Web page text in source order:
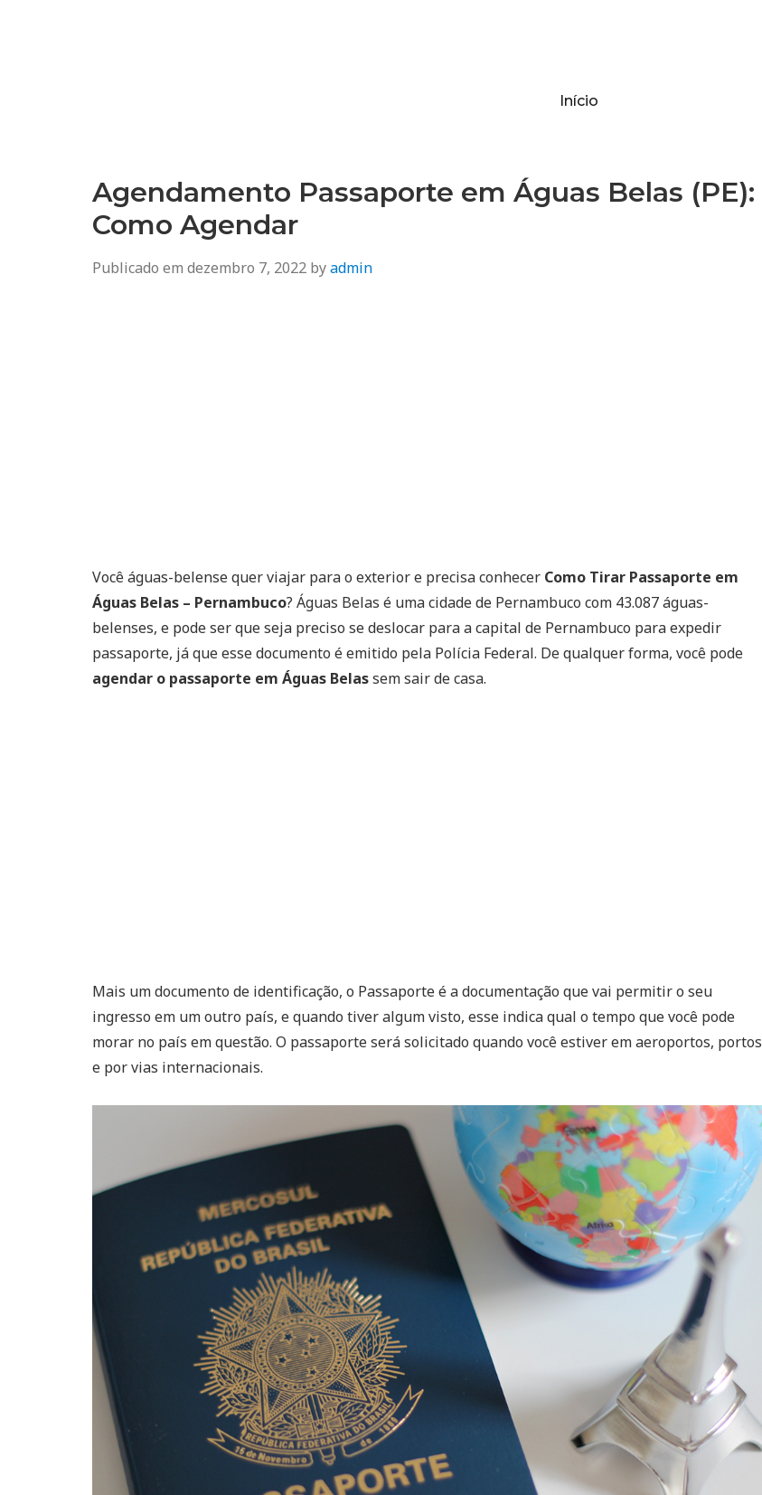
Início
Agendamento Passaporte em Águas Belas (PE):
Como Agendar
Publicado em dezembro 7, 2022 byadmin
Você águas-belense quer viajar para o exterior e precisa conhecer Como Tirar Passaporte em
Águas Belas – Pernambuco? Águas Belas é uma cidade de Pernambuco com 43.087 águas-
belenses, e pode ser que seja preciso se deslocar para a capital de Pernambuco para expedir
passaporte, já que esse documento é emitido pela Polícia Federal. De qualquer forma, você pode
agendar o passaporte em Águas Belassem sair de casa.
Mais um documento de identificação, o Passaporte é a documentação que vai permitir o seu
ingresso em um outro país, e quando tiver algum visto, esse indica qual o tempo que você pode
morar no país em questão. O passaporte será solicitado quando você estiver em aeroportos, portos
e por vias internacionais.